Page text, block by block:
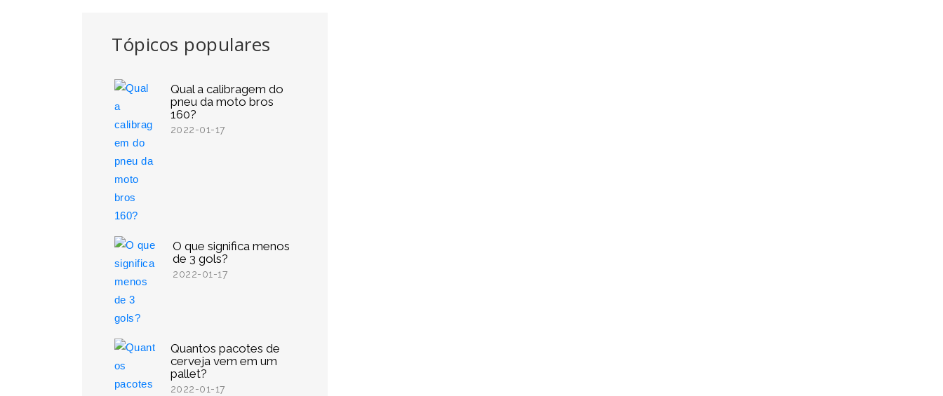
Tópicos populares
Qual a calibragem do
pneu da moto bros
160?
2022-01-17
O que significa menos
de 3 gols?
2022-01-17
Quantos pacotes de
cerveja vem em um
pallet?
2022-01-17